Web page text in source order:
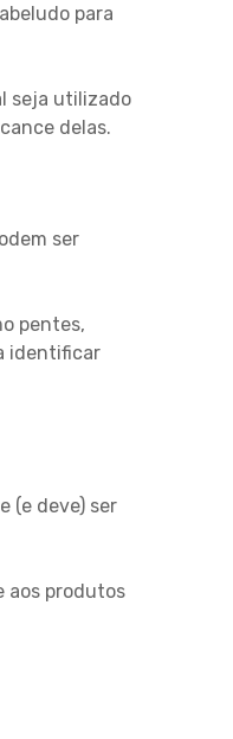
para
seja utilizado
delas.
ser
pentes,
identificar
(e deve) ser
aos produtos